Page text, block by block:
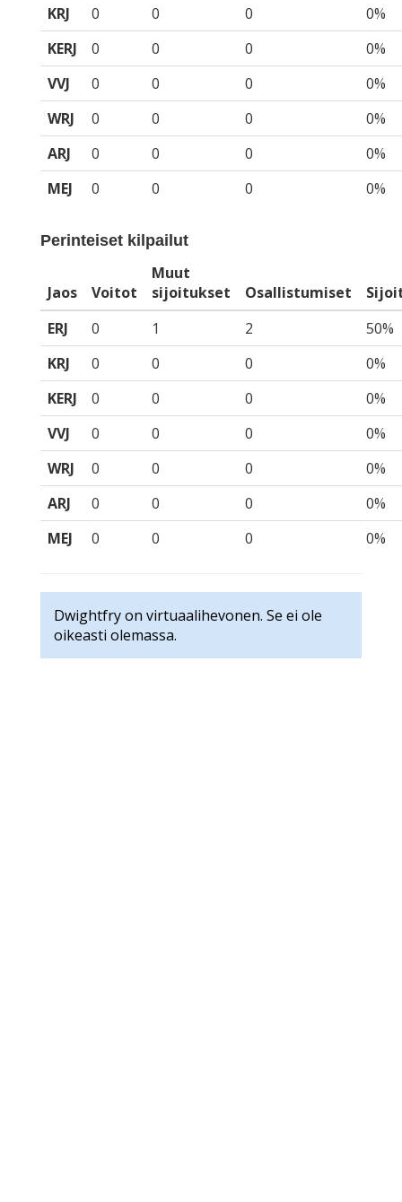
KRJ
0 0 0
0%
KERJ
0 0 0
0%
VVJ
0 0 0
0%
WRJ
0 0 0
0%
ARJ
0 0 0
0%
MEJ
0 0 0 0%
Perinteiset kilpailut
Jaos Voitot
Muut
sijoitukset
Osallistumiset
ERJ
0 1 2
50%
KRJ
0 0 0
0%
KERJ
0 0 0
0%
VVJ
0 0 0
0%
WRJ
0 0 0
0%
ARJ
0 0 0
0%
MEJ
0 0 0 0%
Dwightfry on virtuaalihevonen. Se ei ole
oikeasti olemassa.